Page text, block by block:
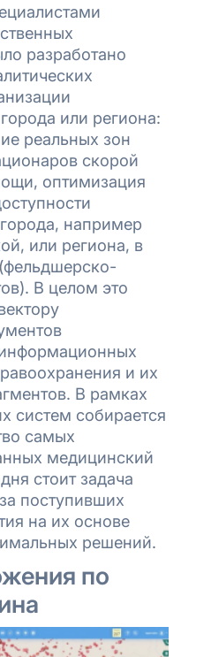
разработано
или региона:
реальных зон
скорой
оптимизация
например
или региона, в
В целом это
и их
В рамках
систем собирается
самых
медицинский
стоит задача
поступивших
на их основе
решений.
по